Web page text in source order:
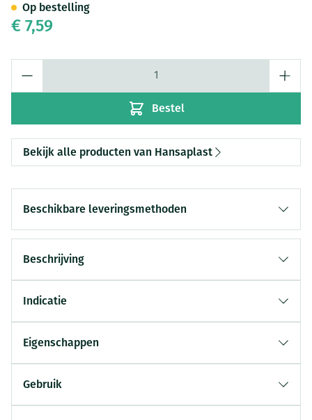
€ 7,59
Bestel
Op bestelling
Bekijk alle producten van Hansaplast
Beschikbare leveringsmethoden
Beschrijving
Indicatie
Eigenschappen
Gebruik